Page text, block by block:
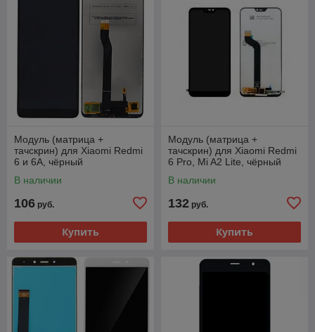
Модуль (матрица +
тачскрин) для Xiaomi Redmi
6 и 6A, чёрный
В наличии
106 руб.
Купить
Модуль (матрица +
тачскрин) для Xiaomi Redmi
6 Pro, Mi A2 Lite, чёрный
В наличии
132 руб.
Купить